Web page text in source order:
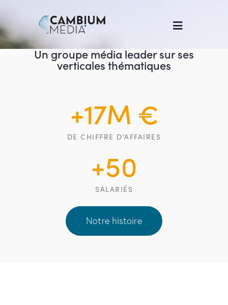
Un groupe média leader sur ses
verticales thématiques
+17M €
DE CHIFFRE D'AFFAIRES
+50
SALARIÉS
Notre histoire